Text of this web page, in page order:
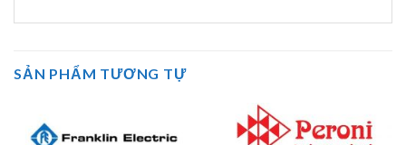
SẢN PHẨM TƯƠNG TỰ